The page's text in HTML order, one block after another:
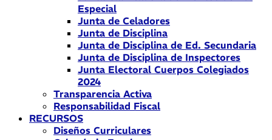
Especial
Junta de Celadores
Junta de Disciplina
Junta de Disciplina de Ed. Secundaria
Junta de Disciplina de Inspectores
Junta Electoral Cuerpos Colegiados
2024
Transparencia Activa
Responsabilidad Fiscal
RECURSOS
Diseños Curriculares